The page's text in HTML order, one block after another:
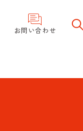
お問い合わせ